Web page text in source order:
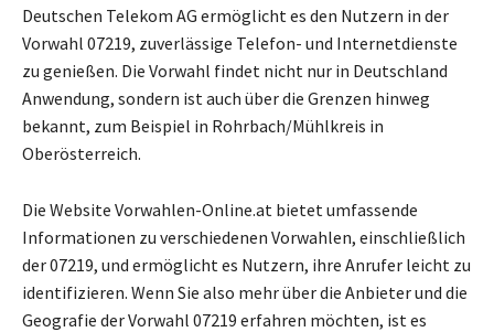
Deutschen Telekom AG ermöglicht es den Nutzern in der
Vorwahl 07219, zuverlässige Telefon- und Internetdienste
zu genießen. Die Vorwahl findet nicht nur in Deutschland
Anwendung, sondern ist auch über die Grenzen hinweg
bekannt, zum Beispiel in Rohrbach/Mühlkreis in
Oberösterreich.
Die Website Vorwahlen-Online.at bietet umfassende
Informationen zu verschiedenen Vorwahlen, einschließlich
der 07219, und ermöglicht es Nutzern, ihre Anrufer leicht zu
identifizieren. Wenn Sie also mehr über die Anbieter und die
Geografie der Vorwahl 07219 erfahren möchten, ist es